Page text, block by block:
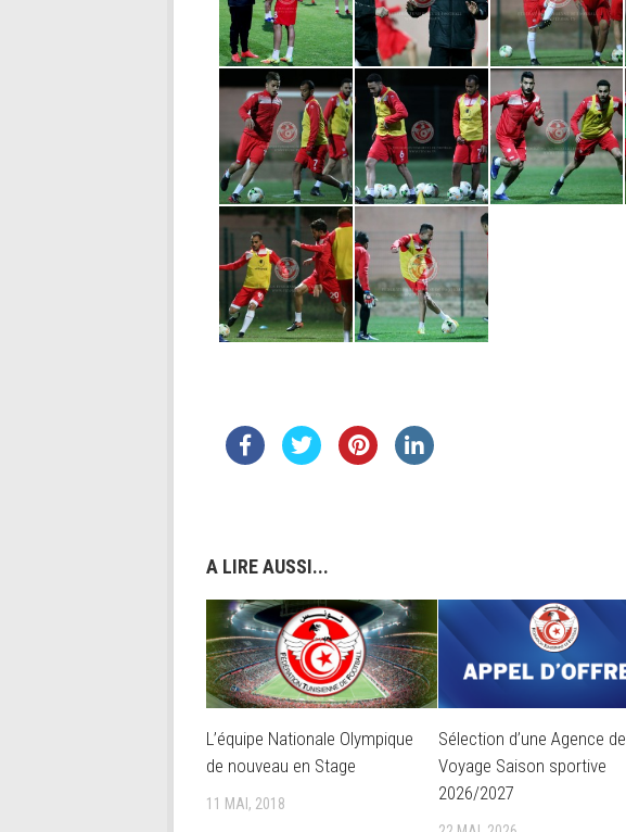
A LIRE AUSSI...
L’équipe Nationale Olympique
de nouveau en Stage
11 MAI, 2018
Sélection d’une Agence de
Voyage Saison sportive
2026/2027